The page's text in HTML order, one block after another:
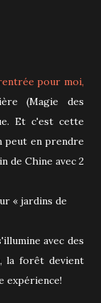
(Magie des
Et c'est cette
peut en prendre
de Chine avec 2
avec des
la forêt devient
expérience!